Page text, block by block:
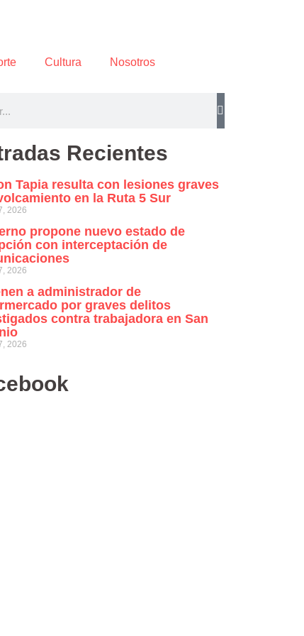
Cultura Nosotros
Recientes
Tapia resulta con lesiones graves
en la Ruta 5 Sur
2026
propone nuevo estado de
con interceptación de
2026
a administrador de
por graves delitos
contra trabajadora en San
2026